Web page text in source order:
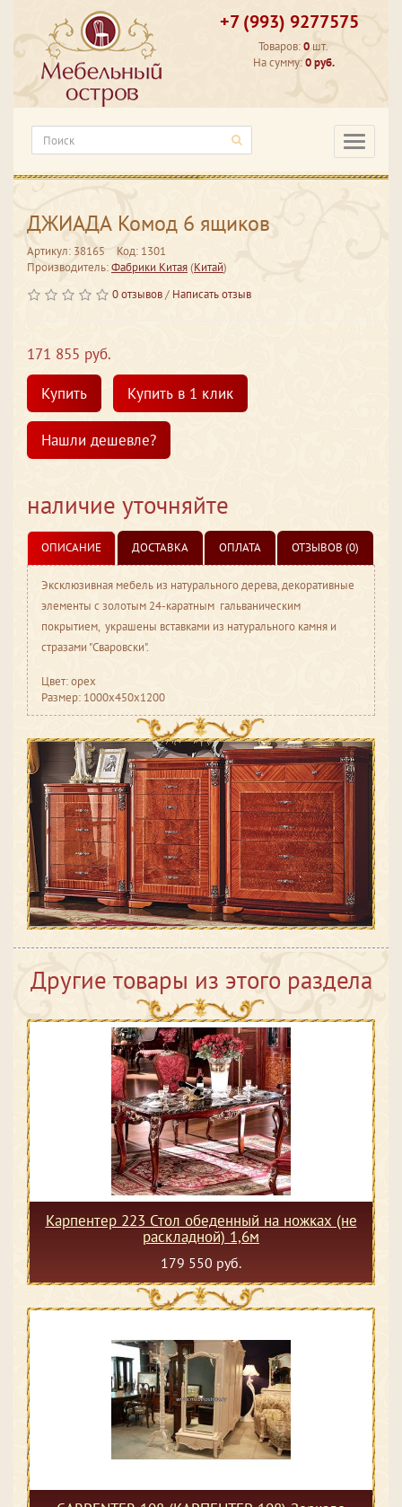
+7 (993) 9277575
Товаров:0 шт.
На сумму:0 руб.
ДЖИАДА Комод 6 ящиков
Артикул: 38165
Код: 1301
Производитель:Фабрики Китая(Китай)
0 отзывов/ Написать отзыв
171 855 руб.
Купить
Купить в 1 клик
Нашли дешевле?
наличие уточняйте
ОПИСАНИЕ ДОСТАВКА ОПЛАТА ОТЗЫВОВ (0)
Эксклюзивная мебель из натурального дерева, декоративные
элементы с золотым 24-каратным гальваническим
покрытием, украшены вставками из натурального камня и
стразами "Сваровски".
Цвет: орех
Размер: 1000x450x1200
Другие товары из этого раздела
Карпентер 223 Стол обеденный на ножках (не
раскладной) 1,6м
179 550 руб.